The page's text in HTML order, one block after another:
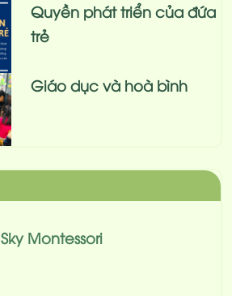
Quyền phát triển của đứa
trẻ
Giáo dục và hoà bình
Sky Montessori